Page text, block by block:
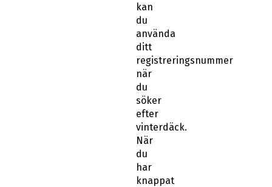
kan
du
använda
ditt
registreringsnummer
när
du
söker
efter
vinterdäck.
När
du
har
knappat